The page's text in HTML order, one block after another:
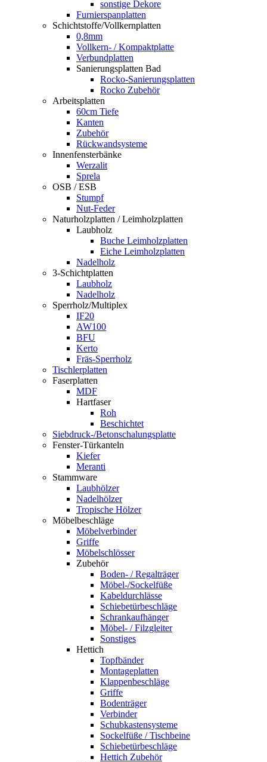
sonstige Dekore
Furnierspanplatten
Schichtstoffe/Vollkernplatten
0,8mm
Vollkern- / Kompaktplatte
Verbundplatten
Sanierungsplatten Bad
Rocko-Sanierungsplatten
Rocko Zubehör
Arbeitsplatten
60cm Tiefe
Kanten
Zubehör
Rückwandsysteme
Innenfensterbänke
Werzalit
Sprela
OSB / ESB
Stumpf
Nut-Feder
Naturholzplatten / Leimholzplatten
Laubholz
Buche Leimholzplatten
Eiche Leimholzplatten
Nadelholz
3-Schichtplatten
Laubholz
Nadelholz
Sperrholz/Multiplex
IF20
AW100
BFU
Kerto
Fräs-Sperrholz
Tischlerplatten
Faserplatten
MDF
Hartfaser
Roh
Beschichtet
Siebdruck-/Betonschalungsplatte
Fenster-Türkanteln
Kiefer
Meranti
Stammware
Laubhölzer
Nadelhölzer
Tropische Hölzer
Möbelbeschläge
Möbelverbinder
Griffe
Möbelschlösser
Zubehör
Boden- / Regalträger
Möbel-/Sockelfüße
Kabeldurchlässe
Schiebetürbeschläge
Schrankaufhänger
Möbel- / Filzgleiter
Sonstiges
Hettich
Topfbänder
Montageplatten
Klappenbeschläge
Griffe
Bodenträger
Verbinder
Schubkastensysteme
Sockelfüße / Tischbeine
Schiebetürbeschläge
Hettich Zubehör